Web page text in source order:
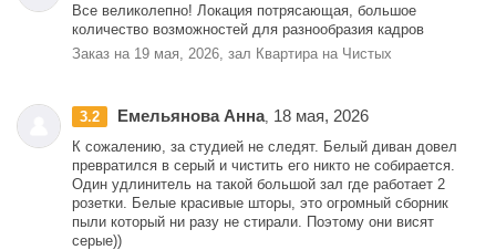
Все великолепно! Локация потрясающая, большое
количество возможностей для разнообразия кадров
Заказ на 19 мая, 2026, зал Квартира на Чистых
3.2 Емельянова Анна, 18 мая, 2026
К сожалению, за студией не следят. Белый диван довел
превратился в серый и чистить его никто не собирается.
Один удлинитель на такой большой зал где работает 2
розетки. Белые красивые шторы, это огромный сборник
пыли который ни разу не стирали. Поэтому они висят
серые))